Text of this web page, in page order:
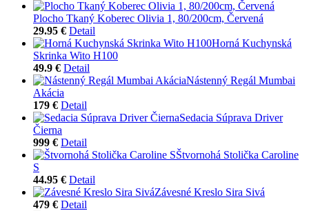
Plocho Tkaný Koberec Olivia 1, 80/200cm, Červená
29.95 € Detail
Horná Kuchynská
Skrinka Wito H100
49.9 € Detail
Nástenný Regál Mumbai
Akácia
179 € Detail
Sedacia Súprava Driver
Čierna
999 € Detail
Štvornohá Stolička Caroline
S
44.95 € Detail
Závesné Kreslo Sira Sivá
479 € Detail